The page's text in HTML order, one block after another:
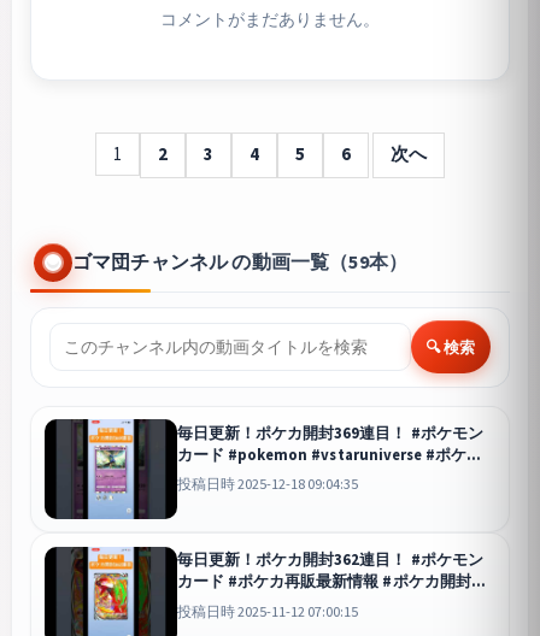
コメントがまだありません。
1 2 3 4 5 6 次へ
ゴマ団チャンネル の動画一覧（59本）
🔍 検索
毎日更新！ポケカ開封369連目！ #ポケモン
カード #pokemon #vstaruniverse #ポケカ
再販最新情報 #ポケモン #おれポケ #ポケカ
開封動画 #ポケカ #pokemoncards
投稿日時 2025-12-18 09:04:35
毎日更新！ポケカ開封362連目！ #ポケモン
カード #ポケカ再販最新情報 #ポケカ開封動
画 #ポケカ #pokemon #ポケモン
#pokemoncards #ポケカ環境 #ポケカ開封 #
投稿日時 2025-11-12 07:00:15